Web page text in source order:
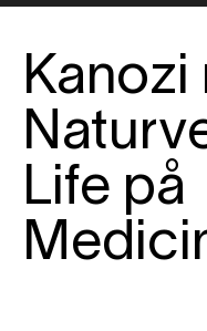
Kanozi
Life på